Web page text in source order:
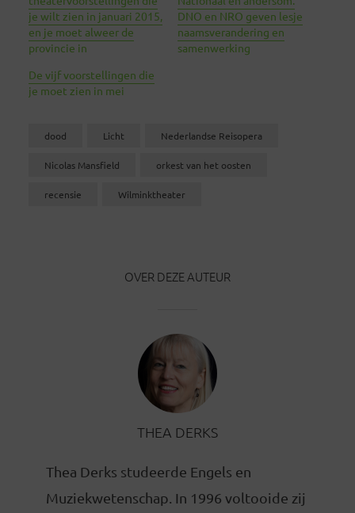
je wilt zien in januari 2015,
en je moet alweer de
provincie in
DNO en NRO geven lesje
naamsverandering en
samenwerking
De vijf voorstellingen die
je moet zien in mei
dood Licht Nederlandse Reisopera
Nicolas Mansfield orkest van het oosten
recensie Wilminktheater
OVER DEZE AUTEUR
THEA DERKS
Thea Derks studeerde Engels en
Muziekwetenschap. In 1996 voltooide zij